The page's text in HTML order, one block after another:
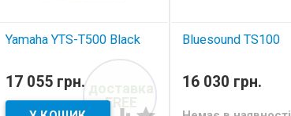
Yamaha YTS-T500 Black
В наявності
17 055 грн. доставка
FREE
Bluesound TS100
16 030 грн.